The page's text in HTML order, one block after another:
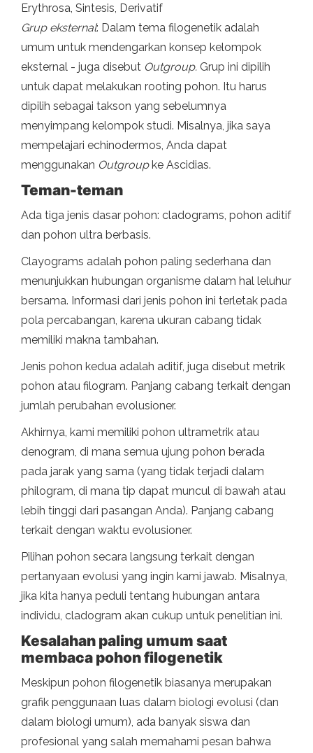
Erythrosa, Sintesis, Derivatif
Grup eksternal: Dalam tema filogenetik adalah
umum untuk mendengarkan konsep kelompok
eksternal - juga disebut Outgroup. Grup ini dipilih
untuk dapat melakukan rooting pohon. Itu harus
dipilih sebagai takson yang sebelumnya
menyimpang kelompok studi. Misalnya, jika saya
mempelajari echinodermos, Anda dapat
menggunakan Outgroupke Ascidias.
Teman-teman
Ada tiga jenis dasar pohon: cladograms, pohon aditif
dan pohon ultra berbasis.
Clayograms adalah pohon paling sederhana dan
menunjukkan hubungan organisme dalam hal leluhur
bersama. Informasi dari jenis pohon ini terletak pada
pola percabangan, karena ukuran cabang tidak
memiliki makna tambahan.
Jenis pohon kedua adalah aditif, juga disebut metrik
pohon atau filogram. Panjang cabang terkait dengan
jumlah perubahan evolusioner.
Akhirnya, kami memiliki pohon ultrametrik atau
denogram, di mana semua ujung pohon berada
pada jarak yang sama (yang tidak terjadi dalam
philogram, di mana tip dapat muncul di bawah atau
lebih tinggi dari pasangan Anda). Panjang cabang
terkait dengan waktu evolusioner.
Pilihan pohon secara langsung terkait dengan
pertanyaan evolusi yang ingin kami jawab. Misalnya,
jika kita hanya peduli tentang hubungan antara
individu, cladogram akan cukup untuk penelitian ini.
Kesalahan paling umum saat
membaca pohon filogenetik
Meskipun pohon filogenetik biasanya merupakan
grafik penggunaan luas dalam biologi evolusi (dan
dalam biologi umum), ada banyak siswa dan
profesional yang salah memahami pesan bahwa